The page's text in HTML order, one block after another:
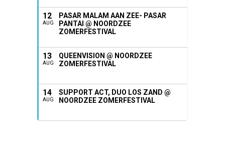
12
AUG
PASAR MALAM AAN ZEE- PASAR
PANTAI @ NOORDZEE
ZOMERFESTIVAL
13
AUG
QUEENVISION @ NOORDZEE
ZOMERFESTIVAL
14
AUG
SUPPORT ACT, DUO LOS ZAND @
NOORDZEE ZOMERFESTIVAL